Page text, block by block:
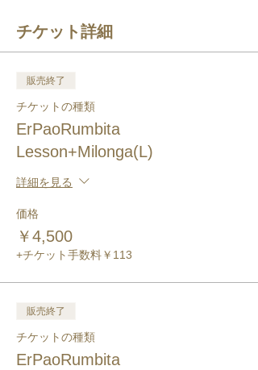
チケット詳細
販売終了
チケットの種類
ErPaoRumbita
Lesson+Milonga(L)
詳細を見る
価格
￥4,500
+チケット手数料￥113
販売終了
チケットの種類
ErPaoRumbita